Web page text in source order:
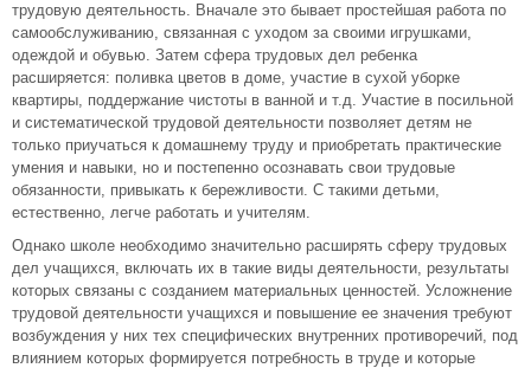
трудовую деятельность. Вначале это бывает простейшая работа по
самообслуживанию, связанная с уходом за своими игрушками,
одеждой и обувью. Затем сфера трудовых дел ребенка
расширяется: поливка цветов в доме, участие в сухой уборке
квартиры, поддержание чистоты в ванной и т.д. Участие в посильной
и систематической трудовой деятельности позволяет детям не
только приучаться к домашнему труду и приобретать практические
умения и навыки, но и постепенно осознавать свои трудовые
обязанности, привыкать к бережливости. С такими детьми,
естественно, легче работать и учителям.
Однако школе необходимо значительно расширять сферу трудовых
дел учащихся, включать их в такие виды деятельности, результаты
которых связаны с созданием материальных ценностей. Усложнение
трудовой деятельности учащихся и повышение ее значения требуют
возбуждения у них тех специфических внутренних противоречий, под
влиянием которых формируется потребность в труде и которые